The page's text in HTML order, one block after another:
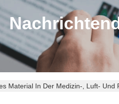
Material In Der Medizin-, Luft-